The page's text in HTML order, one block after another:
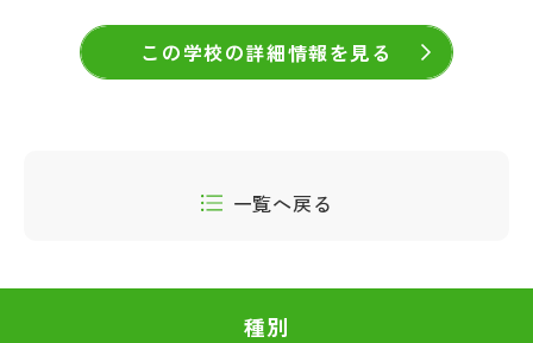
この学校の詳細情報を見る
一覧へ戻る
種別